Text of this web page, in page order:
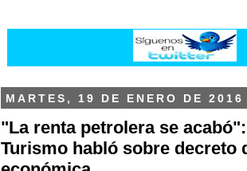
MARTES, 19 DE ENERO DE 2016
"La renta petrolera se
Turismo habló sobre decreto